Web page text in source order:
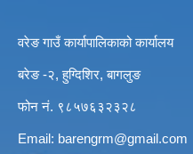
वरेङ गाउँ कार्यापालिकाको कार्यालय
बरेङ -२, हुग्दिशिर, बागलुङ
फोन नं. ९८५७६३२३२८
Email: barengrm@gmail.com